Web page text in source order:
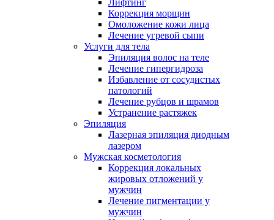
Лифтинг
Коррекция морщин
Омоложение кожи лица
Лечение угревой сыпи
Услуги для тела
Эпиляция волос на теле
Лечение гипергидроза
Избавление от сосудистых
патологий
Лечение рубцов и шрамов
Устранение растяжек
Эпиляция
Лазерная эпиляция диодным
лазером
Мужская косметология
Коррекция локальных
жировых отложений у
мужчин
Лечение пигментации у
мужчин